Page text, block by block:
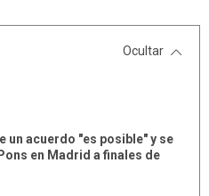
Ocultar
un acuerdo "es posible" y se
en Madrid a finales de